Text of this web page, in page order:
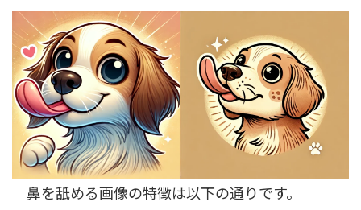
鼻を舐める画像の特徴は以下の通りです。